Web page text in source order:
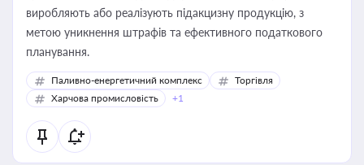
виробляють або реалізують підакцизну продукцію, з
метою уникнення штрафів та ефективного податкового
планування.
Паливно-енергетичний комплекс
Торгівля
Харчова промисловість
+1